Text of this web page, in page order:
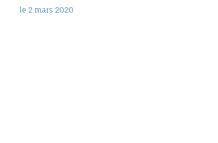
le 2 mars 2020